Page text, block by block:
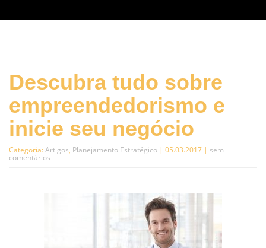
Descubra tudo sobre
empreendedorismo e
inicie seu negócio
Categoria:Artigos, Planejamento Estratégico | 05.03.2017 | sem
comentários